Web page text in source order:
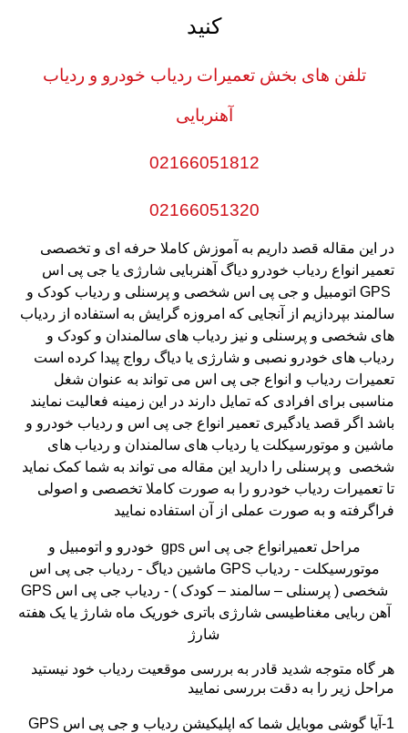
کنید
تلفن های بخش تعمیرات ردیاب خودرو و ردیاب
آهنربایی
02166051812
02166051320
در این مقاله قصد داریم به آموزش کاملا حرفه ای و تخصصی
تعمیر انواع ردیاب خودرو دیاگ آهنربایی شارژی یا جی پی اس
GPS اتومبیل و جی پی اس شخصی و پرسنلی و ردیاب کودک و
سالمند بپردازیم از آنجایی که امروزه گرایش به استفاده از ردیاب
های شخصی و پرسنلی و نیز ردیاب های سالمندان و کودک و
ردیاب های خودرو نصبی و شارژی یا دیاگ رواج پیدا کرده است
تعمیرات ردیاب و انواع جی پی اس می تواند به عنوان شغل
مناسبی برای افرادی که تمایل دارند در این زمینه فعالیت نمایند
باشد اگر قصد یادگیری تعمیر انواع جی پی اس و ردیاب خودرو و
ماشین و موتورسیکلت یا ردیاب های سالمندان و ردیاب های
شخصی و پرسنلی را دارید این مقاله می تواند به شما کمک نماید
تا تعمیرات ردیاب خودرو را به صورت کاملا تخصصی و اصولی
فراگرفته و به صورت عملی از آن استفاده نمایید
مراحل تعمیرانواع جی پی اسgps خودرو و اتومبیل و
موتورسیکلت - ردیاب GPS ماشین دیاگ - ردیاب جی پی اس
شخصی ( پرسنلی – سالمند – کودک ) - ردیاب جی پی اس GPS
آهن ربایی مغناطیسی شارژی باتری خوریک ماه شارژ یا یک هفته
شارژ
هر گاه متوجه شدید قادر به بررسی موقعیت ردیاب خود نیستید
مراحل زیر را به دقت بررسی نمایید
1-آیا گوشی موبایل شما که اپلیکیشن ردیاب و جی پی اس
GPS